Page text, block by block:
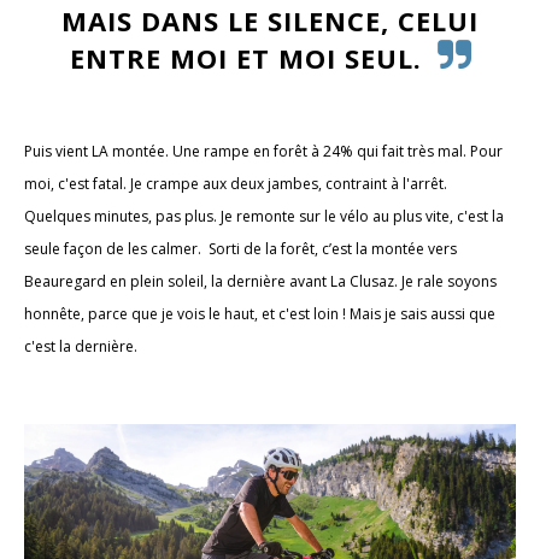
MAIS DANS LE SILENCE, CELUI
ENTRE MOI ET MOI SEUL.
Puis vient LA montée. Une rampe en forêt à 24% qui fait très mal. Pour
moi, c'est fatal. Je crampe aux deux jambes, contraint à l'arrêt.
Quelques minutes, pas plus. Je remonte sur le vélo au plus vite, c'est la
seule façon de les calmer. Sorti de la forêt, c’est la montée vers
Beauregard en plein soleil, la dernière avant La Clusaz. Je rale soyons
honnête, parce que je vois le haut, et c'est loin ! Mais je sais aussi que
c'est la dernière.